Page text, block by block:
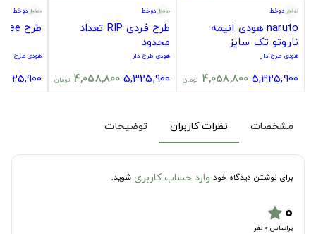
دوخط
naruto هودی انیمه
ناروتو تک سایز
هودی طرح دار
5,325,900
4,058,800 تومان
دوخط
طرح فردی RIP تعداد
محدود
هودی طرح دار
5,325,900
4,058,800 تومان
دوخط
طرح Digital Tree.
هودی طرح دار
مشخصات نظرات کاربران توضیحات
برای نوشتن دیدگاه خود وارد حساب کاربری شوید.
۰star
براساس 0 نفر